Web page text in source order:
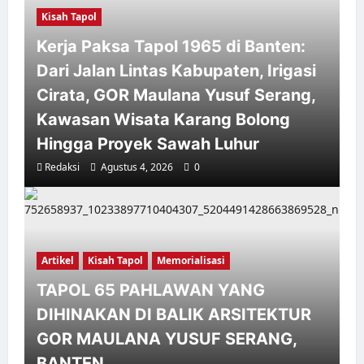
Kisah Tapol
Kerja Paksa Tapol 1965 di Banten:
Dari Jalan Lintas Kabupaten, Irigasi
Cirata, GOR Maulana Yusuf Serang,
Kawasan Wisata Karang Bolong
Hingga Proyek Sawah Luhur
Redaksi Agustus 4, 2026 0
Artikel Kisah Tapol Memorialisasi
TAPOL 65 PAHLAWAN YANG
DIHINAKAN DI BALIK ARSITEKTUR
GOR MAULANA YUSUF SERANG,